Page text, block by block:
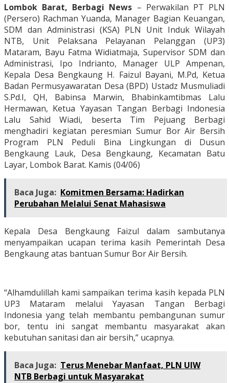
Lombok Barat, Berbagi News – Perwakilan PT PLN
(Persero) Rachman Yuanda, Manager Bagian Keuangan,
SDM dan Administrasi (KSA) PLN Unit Induk Wilayah
NTB, Unit Pelaksana Pelayanan Pelanggan (UP3)
Mataram, Bayu Fatma Widiatmaja, Supervisor SDM dan
Administrasi, Ipo Indrianto, Manager ULP Ampenan,
Kepala Desa Bengkaung H. Faizul Bayani, M.Pd, Ketua
Badan Permusyawaratan Desa (BPD) Ustadz Musmuliadi
S.Pd.I, QH, Babinsa Marwin, Bhabinkamtibmas Lalu
Hermawan, Ketua Yayasan Tangan Berbagi Indonesia
Lalu Sahid Wiadi, beserta Tim Pejuang Berbagi
menghadiri kegiatan peresmian Sumur Bor Air Bersih
Program PLN Peduli Bina Lingkungan di Dusun
Bengkaung Lauk, Desa Bengkaung, Kecamatan Batu
Layar, Lombok Barat. Kamis (04/06)
Baca Juga: Komitmen Bersama: Hadirkan
Perubahan Melalui Senat Mahasiswa
Kepala Desa Bengkaung Faizul dalam sambutanya
menyampaikan ucapan terima kasih Pemerintah Desa
Bengkaung atas bantuan Sumur Bor Air Bersih.
“Alhamdulillah kami sampaikan terima kasih kepada PLN
UP3 Mataram melalui Yayasan Tangan Berbagi
Indonesia yang telah membantu pembangunan sumur
bor, tentu ini sangat membantu masyarakat akan
kebutuhan sanitasi dan air bersih,” ucapnya.
Baca Juga: Terus Menebar Manfaat, PLN UIW
NTB Berbagi untuk Masyarakat